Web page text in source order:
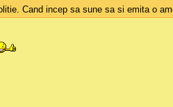
Cand incep sa sune sa si emita o